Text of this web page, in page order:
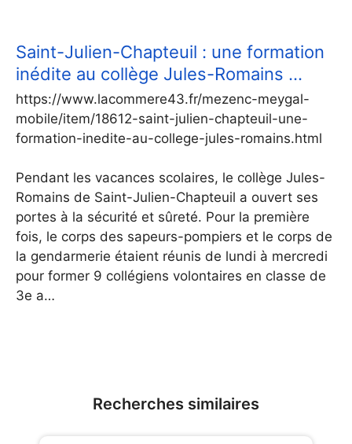
Saint-Julien-Chapteuil : une formation
inédite au collège Jules-Romains …
https://www.lacommere43.fr/mezenc-meygal-
mobile/item/18612-saint-julien-chapteuil-une-
formation-inedite-au-college-jules-romains.html
Pendant les vacances scolaires, le collège Jules-
Romains de Saint-Julien-Chapteuil a ouvert ses
portes à la sécurité et sûreté. Pour la première
fois, le corps des sapeurs-pompiers et le corps de
la gendarmerie étaient réunis de lundi à mercredi
pour former 9 collégiens volontaires en classe de
3e a…
Recherches similaires